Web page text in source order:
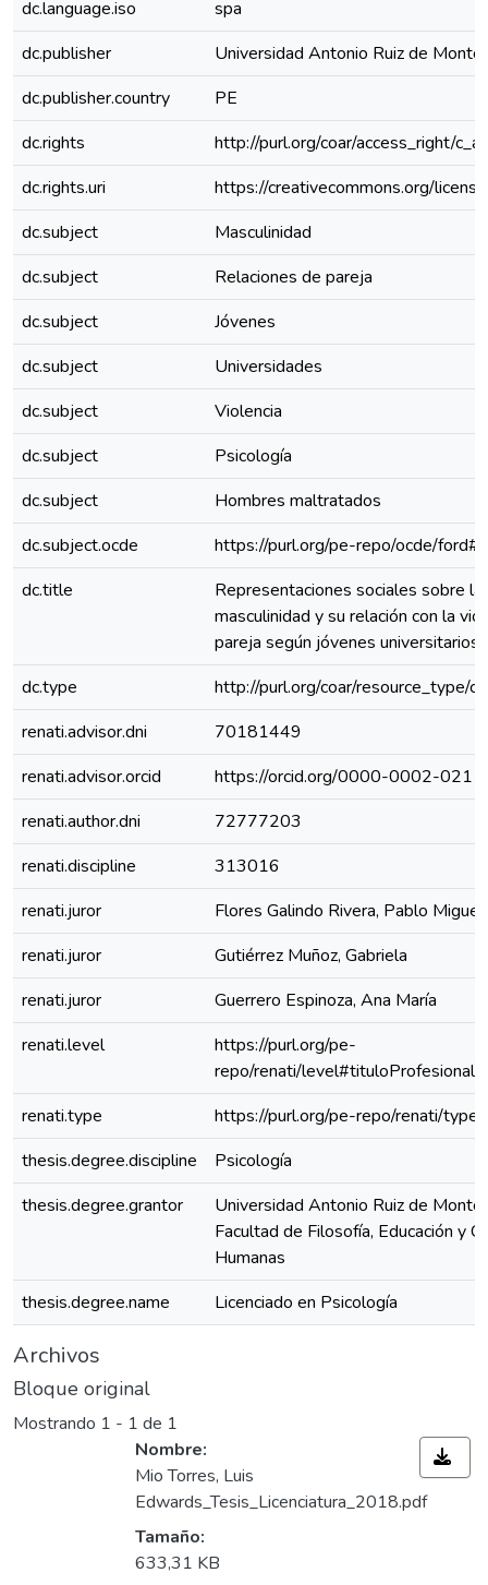
dc.language.iso
spa
dc.publisher
Universidad Antonio Ruiz de
dc.publisher.country
PE
dc.rights
http://purl.org/coar/access_right/
dc.rights.uri
https://creativecommons.org/
dc.subject
Masculinidad
dc.subject
Relaciones de pareja
dc.subject
Jóvenes
dc.subject
Universidades
dc.subject
Violencia
dc.subject
Psicología
dc.subject
Hombres maltratados
dc.subject.ocde
https://purl.org/pe-repo/ocde/
dc.title
Representaciones sociales sobre la
masculinidad y su relación con la
pareja según jóvenes universitarios
dc.type
http://purl.org/coar/resource_type/
renati.advisor.dni
70181449
renati.advisor.orcid
https://orcid.org/0000-0002-
renati.author.dni
72777203
renati.discipline
313016
renati.juror
Flores Galindo Rivera, Pablo Miguel
renati.juror
Gutiérrez Muñoz, Gabriela
renati.juror
Guerrero Espinoza, Ana María
renati.level
https://purl.org/pe-
repo/renati/level#tituloProfesional
renati.type
https://purl.org/pe-repo/renati/
thesis.degree.discipline
Psicología
thesis.degree.grantor
Universidad Antonio Ruiz de
Facultad de Filosofía, Educación y
Humanas
thesis.degree.name
Licenciado en Psicología
Archivos
Bloque original
Mostrando 1 - 1 de 1
Nombre:
Mio Torres, Luis
Edwards_Tesis_Licenciatura_2018.pdf
Tamaño:
633,31 KB